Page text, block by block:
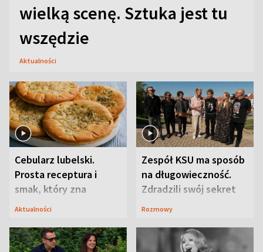
wielką scenę. Sztuka jest tu
wszędzie
Aktualności
Cebularz lubelski.
Prosta receptura i
smak, który zna
Lubelszczyzna
Aktualności
Zespół KSU ma sposób
na długowieczność.
Zdradzili swój sekret
Rozmowy